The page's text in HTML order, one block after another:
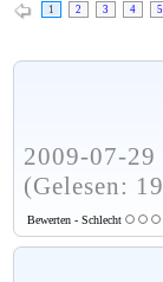
1 2 3 4 5
2009-07-
(Gelesen:
Bewerten - Schlecht